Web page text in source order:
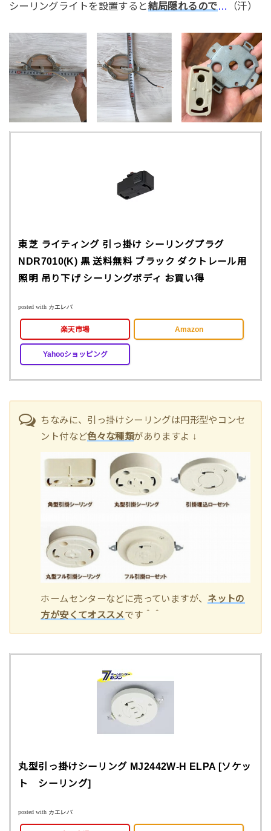
シーリングライトを設置すると結局隠れるので… （汗）
東芝 ライティング 引っ掛け シーリングプラグ
NDR7010(K) 黒 送料無料 ブラック ダクトレール用
照明 吊り下げ シーリングボディ お買い得
posted with カエレバ
楽天市場 Amazon
Yahooショッピング
ちなみに、引っ掛けシーリングは円形型やコンセ
ント付など色々な種類がありますよ ↓
ホームセンターなどに売っていますが、 ネットの
方が安くてオススメです＾＾
丸型引っ掛けシーリング MJ2442W-H ELPA [ソケッ
ト シーリング]
posted with カエレバ